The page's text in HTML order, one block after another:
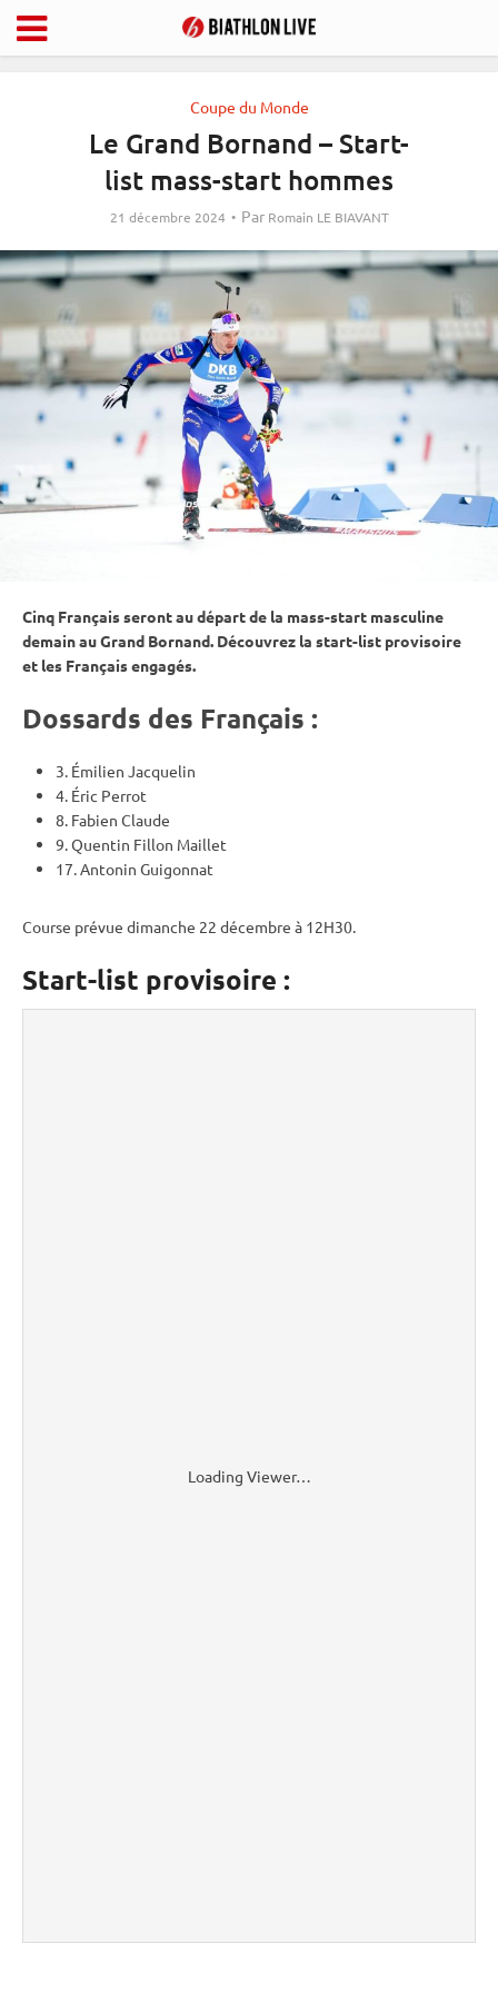
Coupe du Monde
Le Grand Bornand – Start-
list mass-start hommes
21 décembre 2024 Par Romain LE BIAVANT
Cinq Français seront au départ de la mass-start masculine
demain au Grand Bornand. Découvrez la start-list provisoire
et les Français engagés.
Dossards des Français :
3. Émilien Jacquelin
4. Éric Perrot
8. Fabien Claude
9. Quentin Fillon Maillet
17. Antonin Guigonnat
Course prévue dimanche 22 décembre à 12H30.
Start-list provisoire :
Loading Viewer…